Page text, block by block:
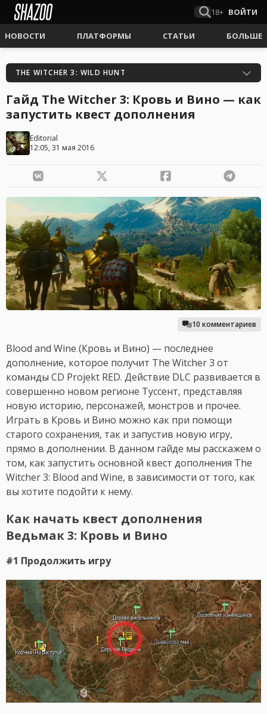
18+ ВОЙТИ
НОВОСТИ ПЛАТФОРМЫ СТАТЬИ БОЛЬШЕ
THE WITCHER 3: WILD HUNT
Гайд The Witcher 3: Кровь и Вино — как
запустить квест дополнения
Editorial
12:05, 31 мая 2016
10 комментариев
Blood and Wine (Кровь и Вино) — последнее
дополнение, которое получит The Witcher 3 от
команды CD Projekt RED. Действие DLC развивается в
совершенно новом регионе Туссент, представляя
новую историю, персонажей, монстров и прочее.
Играть в Кровь и Вино можно как при помощи
старого сохранения, так и запустив новую игру,
прямо в дополнении. В данном гайде мы расскажем о
том, как запустить основной квест дополнения The
Witcher 3: Blood and Wine, в зависимости от того, как
вы хотите подойти к нему.
Как начать квест дополнения
Ведьмак 3: Кровь и Вино
#1 Продолжить игру